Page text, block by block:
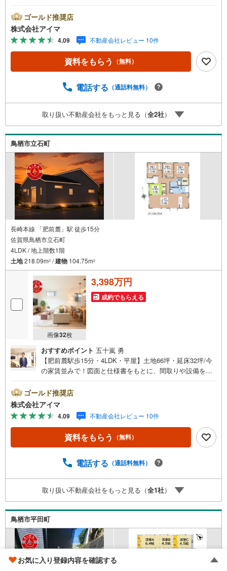
K・LDK15帖以上。土地約63坪・延床約34坪と、暮らしの
広さを数字でご確認いただけます。■品質・保証住まいの品
質を支える裏付けです。基礎は面で支えるベタ基礎。地盤
調査を実施済み。完了検査済証の交付済み。ほかにフラッ
ト35Sに対応・フラット35S適合証明書も備えます。■防犯
対策留守中も夜も頼れる防犯設備です。複製されにくいデ
ったまま開錠できるタッチキー。ほかにカードキーも備え
ンションの専門店です大手ネット銀行はじめ多数の金融機
関と提携/最長50年の返済プランもご用意平日も夜間もご見
学OK/ご自宅・最寄り駅まで送迎無料/オンライン相談OK
「見るだけ」「ローン相談だけ」でも歓迎します他社でロ
ーンが難しいと言われた方、転職後で審査にご不安の方も
ご相談ください
ゴールド推奨店
株式会社アイマ
4.09 不動産会社レビュー 10件
資料をもらう （無料）
電話する （通話料無料）
取り扱い不動産会社をもっと見る（全2社）
鳥栖市立石町
長崎本線 「肥前麓」駅 徒歩15分
佐賀県鳥栖市立石町
4LDK / 地上階数1階
土地218.09m2 /建物 104.75m2
画像32枚
3,398万円
成約でもらえる
おすすめポイント 五十嵐 勇
【肥前麓駅歩15分・4LDK・平屋】土地66坪・延床32坪/今
の家賃並みで！図面と仕様書をもとに、間取りや設備をじ
設計で、子育て期からシニア期まで安心して暮らせます。■
広さ・間取り間取りは4LDK・LDK18帖以上。土地約66坪・
延床約32坪と、暮らしの広さを数字でご確認いただけま
す。■品質・保証住まいの品質を支える裏付けです。基礎は
面で支えるベタ基礎。地盤調査を実施済み。完了検査済証
の交付済み。ほかにフラット35Sに対応・フラット35S適合
学校へ徒歩約37分。お車は5台駐車できます。■アイマのサ
です大手ネット銀行はじめ多数の金融機関と提携/最長50年
の返済プランもご用意平日も夜間もご見学OK/ご自宅・最
寄り駅まで送迎無料/オンライン相談OK「見るだけ」「ロ
ーン相談だけ」でも歓迎します他社でローンが難しいと言
われた方、転職後で審査にご不安の方もご相談ください
ゴールド推奨店
株式会社アイマ
4.09 不動産会社レビュー 10件
資料をもらう （無料）
電話する （通話料無料）
取り扱い不動産会社をもっと見る（全1社）
鳥栖市平田町
お気に入り登録内容を確認する